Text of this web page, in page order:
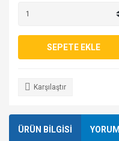
SEPETE EKLE
Karşılaştır
ÜRÜN BİLGİSİ